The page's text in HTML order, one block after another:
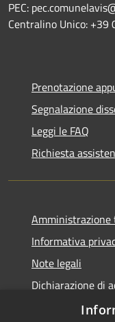
PEC:
Centralino Unico: +39
Prenotazione
Segnalazione
Leggi le FAQ
Richiesta
Informativa
Note legali
Dichiarazione di
Informative